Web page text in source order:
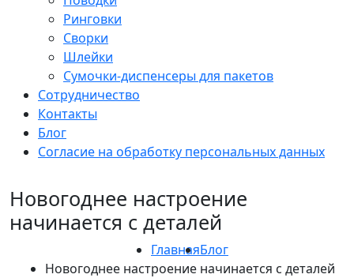
Ринговки
Сворки
Шлейки
Сумочки-диспенсеры для пакетов
Сотрудничество
Контакты
Блог
Согласие на обработку персональных данных
Новогоднее настроение
начинается с деталей
ГлавнаяБлог
Новогоднее настроение начинается с деталей